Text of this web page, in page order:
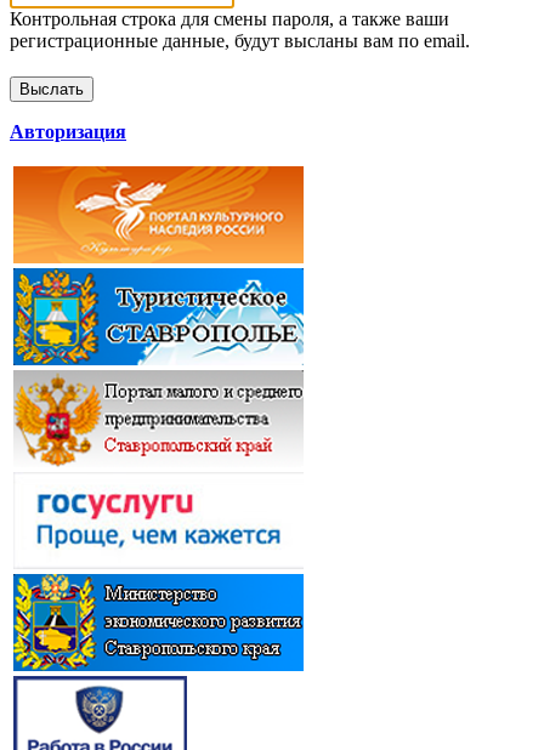
Контрольная строка для смены пароля, а также ваши
регистрационные данные, будут высланы вам по email.
Авторизация